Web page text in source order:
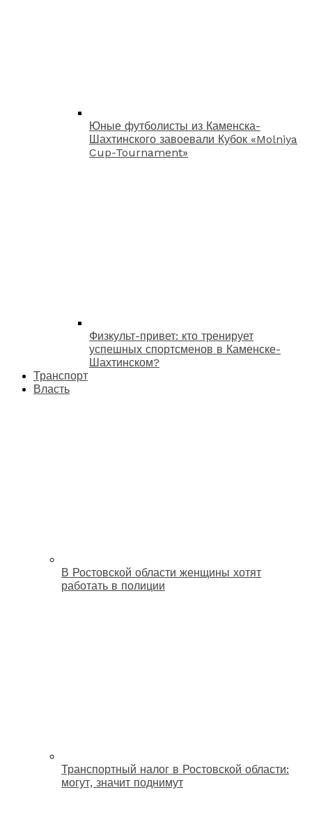
Юные футболисты из Каменска-
Шахтинского завоевали Кубок «Molniya
Cup-Tournament»
Физкульт-привет: кто тренирует
успешных спортсменов в Каменске-
Шахтинском?
Транспорт
Власть
В Ростовской области женщины хотят
работать в полиции
Транспортный налог в Ростовской области:
могут, значит поднимут